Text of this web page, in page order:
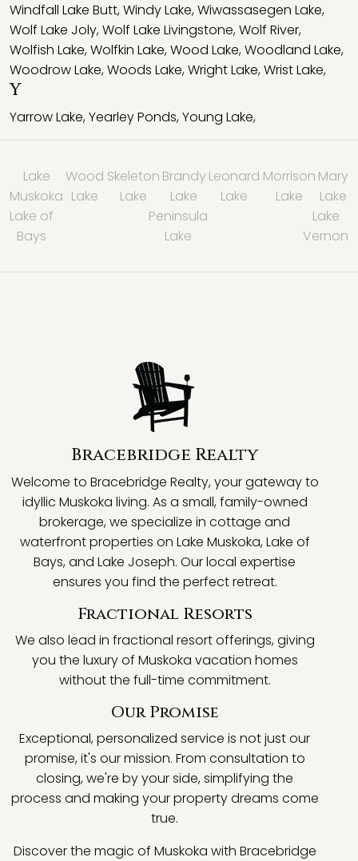
Windfall Lake Butt,Windy Lake,Wiwassasegen Lake,
Wolf Lake Joly,Wolf Lake Livingstone,Wolf River,
Wolfish Lake,Wolfkin Lake,Wood Lake,Woodland Lake,
Woodrow Lake,Woods Lake,Wright Lake,Wrist Lake,
Y
Yarrow Lake,Yearley Ponds,Young Lake,
Lake
Muskoka
Wood
Lake
Skeleton
Lake
Brandy
Lake
Leonard
Lake
Morrison
Lake
Mary
Lake
Lake of
Bays
Peninsula
Lake
Lake
Vernon
Bracebridge Realty
Welcome to Bracebridge Realty, your gateway to
idyllic Muskoka living. As a small, family-owned
brokerage, we specialize in cottage and
waterfront properties on Lake Muskoka, Lake of
Bays, and Lake Joseph. Our local expertise
ensures you find the perfect retreat.
Fractional Resorts
We also lead in fractional resort offerings, giving
you the luxury of Muskoka vacation homes
without the full-time commitment.
Our Promise
Exceptional, personalized service is not just our
promise, it's our mission. From consultation to
closing, we're by your side, simplifying the
process and making your property dreams come
true.
Discover the magic of Muskoka with Bracebridge